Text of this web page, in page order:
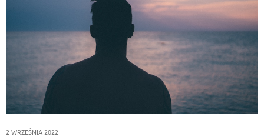
2 WRZEŚNIA 2022